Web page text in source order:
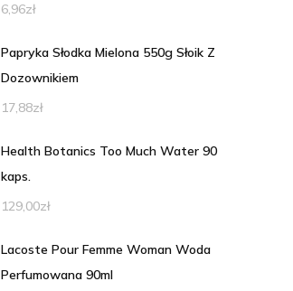
6,96zł
Papryka Słodka Mielona 550g Słoik Z
Dozownikiem
17,88zł
Health Botanics Too Much Water 90
kaps.
129,00zł
Lacoste Pour Femme Woman Woda
Perfumowana 90ml